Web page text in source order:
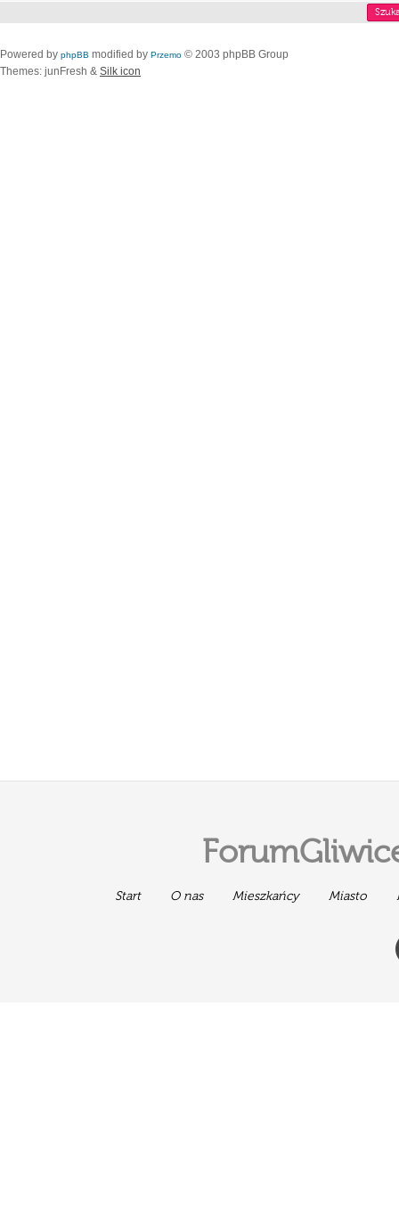
Powered by phpBB modified by Przemo © 2003 phpBB Group
Themes: junFresh & Silk icon
Start O nas Mieszkańcy Miasto